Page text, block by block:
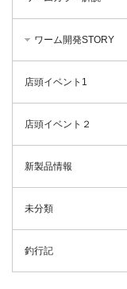
ワーム開発STORY
店頭イベント1
店頭イベント２
新製品情報
未分類
釣行記